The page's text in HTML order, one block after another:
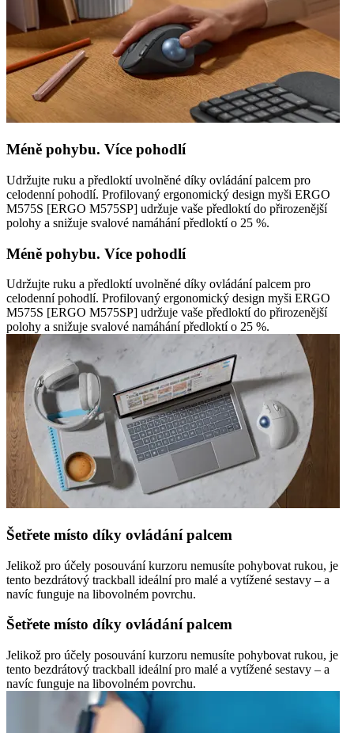
Méně pohybu. Více pohodlí
Udržujte ruku a předloktí uvolněné díky ovládání palcem pro
celodenní pohodlí. Profilovaný ergonomický design myši ERGO
M575S [ERGO M575SP] udržuje vaše předloktí do přirozenější
polohy a snižuje svalové namáhání předloktí o 25 %.
Méně pohybu. Více pohodlí
Udržujte ruku a předloktí uvolněné díky ovládání palcem pro
celodenní pohodlí. Profilovaný ergonomický design myši ERGO
M575S [ERGO M575SP] udržuje vaše předloktí do přirozenější
polohy a snižuje svalové namáhání předloktí o 25 %.
Šetřete místo díky ovládání palcem
Jelikož pro účely posouvání kurzoru nemusíte pohybovat rukou, je
tento bezdrátový trackball ideální pro malé a vytížené sestavy – a
navíc funguje na libovolném povrchu.
Šetřete místo díky ovládání palcem
Jelikož pro účely posouvání kurzoru nemusíte pohybovat rukou, je
tento bezdrátový trackball ideální pro malé a vytížené sestavy – a
navíc funguje na libovolném povrchu.